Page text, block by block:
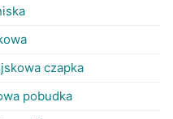
czapka
pobudka